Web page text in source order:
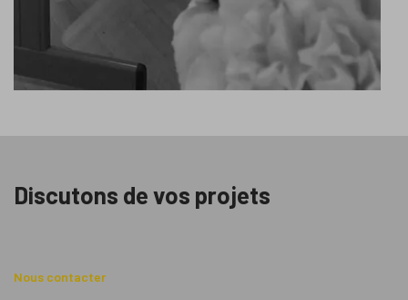
contact@idimweb.com
Discutons de vos projets
Nous contacter